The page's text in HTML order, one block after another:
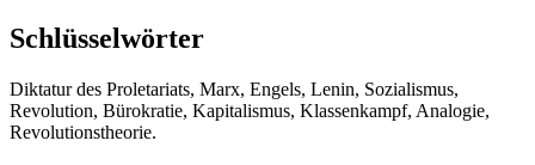
Schlüsselwörter
Diktatur des Proletariats, Marx, Engels, Lenin, Sozialismus,
Revolution, Bürokratie, Kapitalismus, Klassenkampf, Analogie,
Revolutionstheorie.